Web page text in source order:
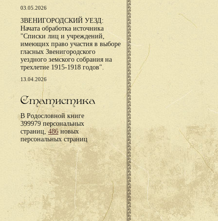
03.05.2026
ЗВЕНИГОРОДСКИЙ УЕЗД:
Начата обработка источника
"Списки лиц и учреждений,
имеющих право участия в выборе
гласных Звенигородского
уездного земского собрания на
трехлетие 1915-1918 годов".
13.04.2026
Статистика
В Родословной книге
399979 персональных
страниц,486новых
персональных страниц